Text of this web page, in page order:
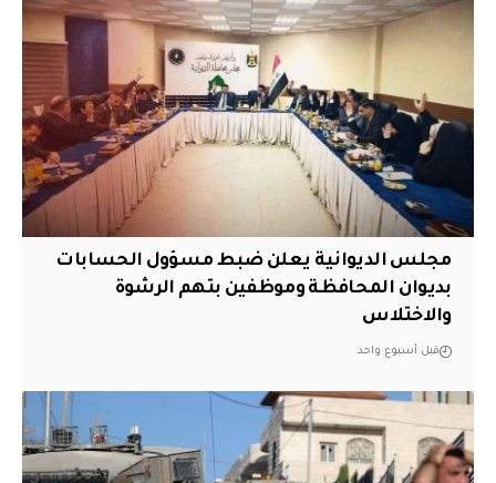
مجلس الديوانية يعلن ضبط مسؤول الحسابات
بديوان المحافظة وموظفين بتهم الرشوة
والاختلاس
قبل أسبوع واحد